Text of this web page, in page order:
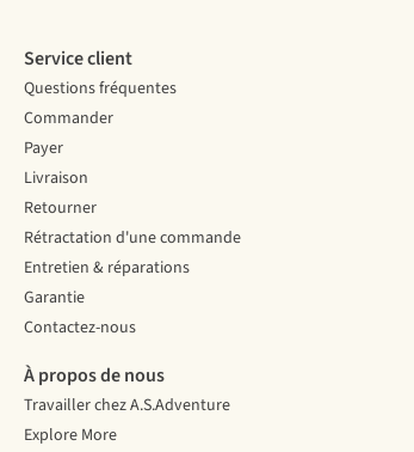
Service client
Questions fréquentes
Commander
Payer
Livraison
Retourner
Rétractation d'une commande
Entretien & réparations
Garantie
Contactez-nous
À propos de nous
Travailler chez A.S.Adventure
Explore More